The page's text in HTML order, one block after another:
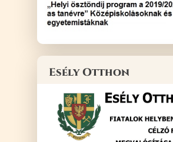
Esély Otthon